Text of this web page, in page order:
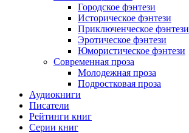
Городское фэнтези
Историческое фэнтези
Приключенческое фэнтези
Эротическое фэнтези
Юмористическое фэнтези
Современная проза
Молодежная проза
Подростковая проза
Аудиокниги
Писатели
Рейтинги книг
Серии книг